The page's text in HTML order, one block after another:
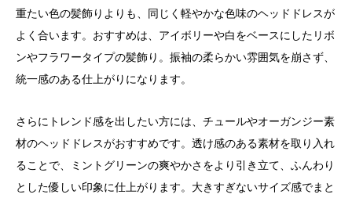
重たい色の髪飾りよりも、同じく軽やかな色味のヘッドドレスが
よく合います。おすすめは、アイボリーや白をベースにしたリボ
ンやフラワータイプの髪飾り。振袖の柔らかい雰囲気を崩さず、
統一感のある仕上がりになります。
さらにトレンド感を出したい方には、チュールやオーガンジー素
材のヘッドドレスがおすすめです。透け感のある素材を取り入れ
ることで、ミントグリーンの爽やかさをより引き立て、ふんわり
とした優しい印象に仕上がります。大きすぎないサイズ感でまと